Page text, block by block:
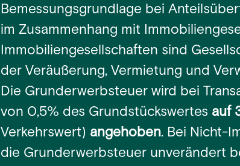
Bemessungsgrundlage bei
im Zusammenhang mit
Immobiliengesellschaften sind
der Veräußerung, Vermietung und
Die Grunderwerbsteuer wird bei
von 0,5% des Grundstückswertes auf
Verkehrswert) angehoben. Bei Nicht-
die Grunderwerbsteuer unverändert